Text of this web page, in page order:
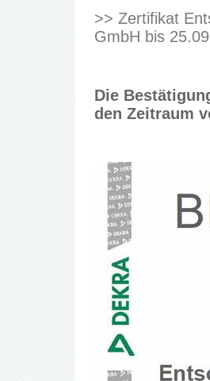
>> Zertifikat
GmbH bis
Die
den Zeitraum